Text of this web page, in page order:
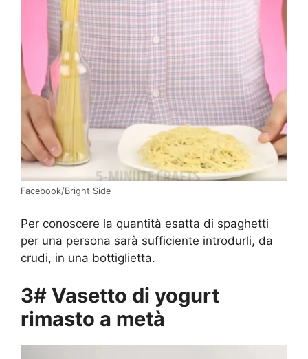
Facebook/Bright Side
Per conoscere la quantità esatta di spaghetti
per una persona sarà sufficiente introdurli, da
crudi, in una bottiglietta.
3# Vasetto di yogurt
rimasto a metà